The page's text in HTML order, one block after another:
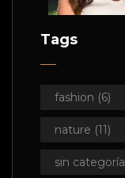
Tags
fashion (6)
nature (11)
sin categoría